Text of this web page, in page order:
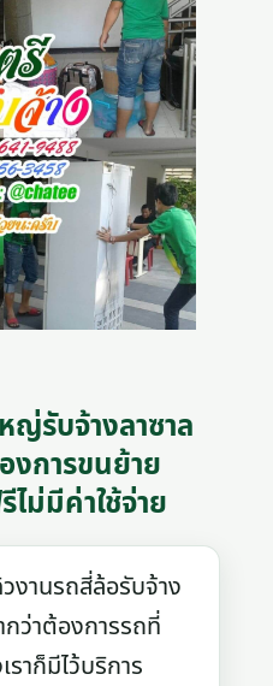
ญ่รับจ้างลาซาล
งการขนย้าย
ม่มีค่าใช้จ่าย
านรถสี่ล้อรับจ้าง
ว่าต้องการรถที่
าก็มีไว้บริการ